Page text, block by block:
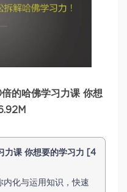
的哈佛学习力课 你想
力课 你想要的学习力 [4
内化与运用知识，快速